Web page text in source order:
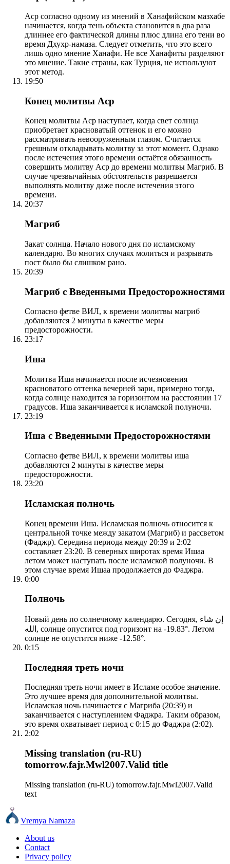
Аср согласно одному из мнений в Ханафийском мазхабе
начинается, когда тень объекта становится в два раза
длиннее его фактической длины плюс длина его тени во
время Дхухр-намаза. Следует отметить, что это всего
лишь одно мнение Ханафи. Не все Ханафиты разделяют
это мнение. Такие страны, как Турция, не используют
этот метод.
19:50
Конец молитвы Аср
Конец молитвы Аср наступает, когда свет солнца
приобретает красноватый оттенок и его можно
рассматривать невооруженным глазом. Считается
грешным откладывать молитву за этот момент. Однако
после истечения этого времени остаётся обязанность
совершить молитву Аср до времени молитвы Магриб. В
случае чрезвычайных обстоятельств разрешается
выполнять молитву даже после истечения этого
времени.
20:37
Магриб
Закат солнца. Начало нового дня по исламскому
календарю. Во многих случаях молиться и разрывать
пост было бы слишком рано.
20:39
Магриб с Введенными Предосторожностями
Согласно фетве ВИЛ, к времени молитвы магриб
добавляются 2 минуты в качестве меры
предосторожности.
23:17
Иша
Молитва Иша начинается после исчезновения
красноватого оттенка вечерней зари, примерно тогда,
когда солнце находится за горизонтом на расстоянии 17
градусов. Иша заканчивается к исламской полуночи.
23:19
Иша с Введенными Предосторожностями
Согласно фетве ВИЛ, к времени молитвы иша
добавляются 2 минуты в качестве меры
предосторожности.
23:20
Исламская полночь
Конец времени Иша. Исламская полночь относится к
центральной точке между закатом (Магриб) и рассветом
(Фаджр). Середина периода между 20:39 и 2:02
составляет 23:20. В северных широтах время Ишаа
летом может наступать после исламской полуночи. В
этом случае время Ишаа продолжается до Фаджра.
0:00
Полночь
Новый день по солнечному календарю. Сегодня, إن شاء
الله, солнце опустится под горизонт на -19.83°. Летом
солнце не опустится ниже -12.58°.
0:15
Последняя треть ночи
Последняя треть ночи имеет в Исламе особое значение.
Это лучшее время для дополнительной молитвы.
Исламская ночь начинается с Магриба (20:39) и
заканчивается с наступлением Фаджра. Таким образом,
это время охватывает период с 0:15 до Фаджра (2:02).
2:02
Missing translation (ru-RU)
tomorrow.fajr.Mwl2007.Valid title
Missing translation (ru-RU) tomorrow.fajr.Mwl2007.Valid
text
Vremya Namaza
About us
Contact
Privacy policy